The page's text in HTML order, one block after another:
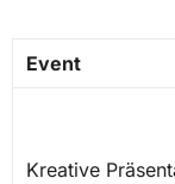
Event
Kreative